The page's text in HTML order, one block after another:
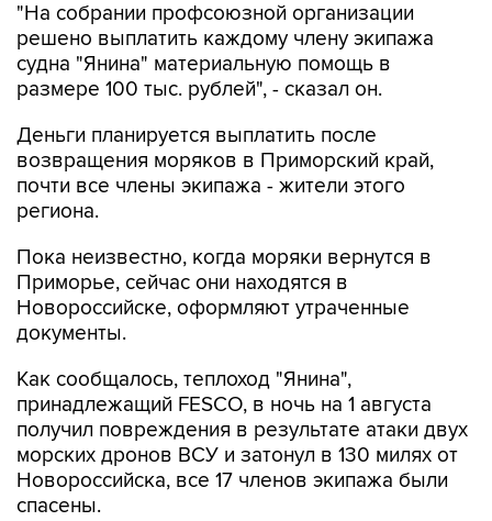
"На собрании профсоюзной организации
решено выплатить каждому члену экипажа
судна "Янина" материальную помощь в
размере 100 тыс. рублей", - сказал он.
Деньги планируется выплатить после
возвращения моряков в Приморский край,
почти все члены экипажа - жители этого
региона.
Пока неизвестно, когда моряки вернутся в
Приморье, сейчас они находятся в
Новороссийске, оформляют утраченные
документы.
Как сообщалось, теплоход "Янина",
принадлежащий FESCO, в ночь на 1 августа
получил повреждения в результате атаки двух
морских дронов ВСУ и затонул в 130 милях от
Новороссийска, все 17 членов экипажа были
спасены.